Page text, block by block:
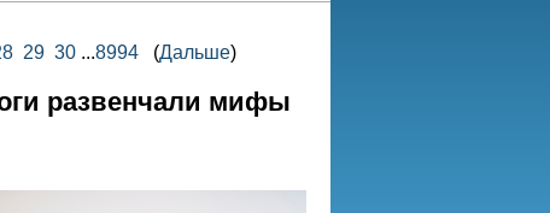
29 30 ...8994 (Дальше)
развенчали мифы